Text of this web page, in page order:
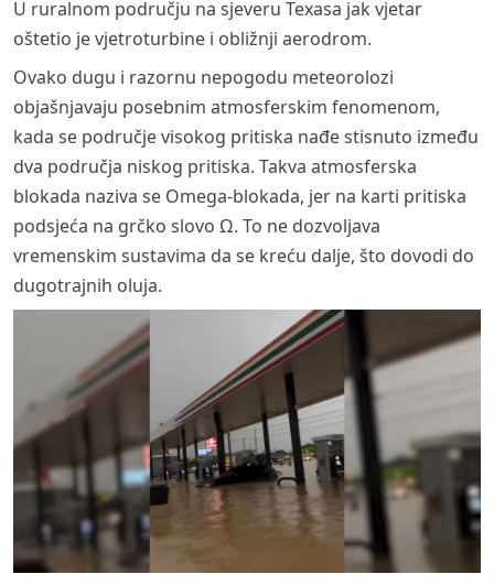
U ruralnom području na sjeveru Texasa jak vjetar
oštetio je vjetroturbine i obližnji aerodrom.
Ovako dugu i razornu nepogodu meteorolozi
objašnjavaju posebnim atmosferskim fenomenom,
kada se područje visokog pritiska nađe stisnuto između
dva područja niskog pritiska. Takva atmosferska
blokada naziva se Omega-blokada, jer na karti pritiska
podsjeća na grčko slovo Ω. To ne dozvoljava
vremenskim sustavima da se kreću dalje, što dovodi do
dugotrajnih oluja.